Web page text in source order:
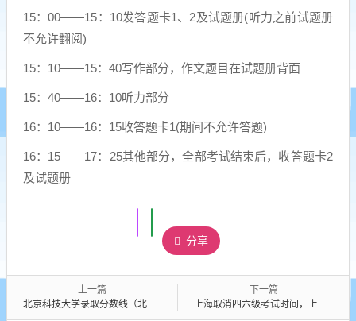
15：00——15：10发答题卡1、2及试题册(听力之前试题册
不允许翻阅)
15：10——15：40写作部分，作文题目在试题册背面
15：40——16：10听力部分
16：10——16：15收答题卡1(期间不允许答题)
16：15——17：25其他部分，全部考试结束后，收答题卡2
及试题册
分享
上一篇
北京科技大学录取分数线（北京科技大学录取分数线2023）
下一篇
上海取消四六级考试时间，上海领取失业金到什么时候截止